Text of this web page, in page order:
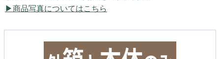
商品写真についてはこちら